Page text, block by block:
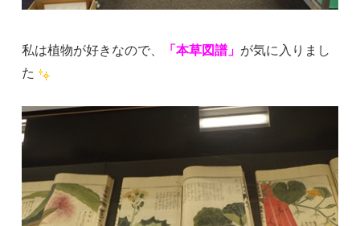
私は植物が好きなので、 「本草図譜」 が気に入りまし
た